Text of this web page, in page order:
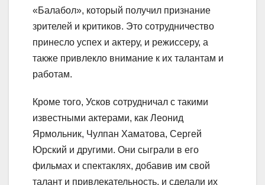
«Балабол», который получил признание
зрителей и критиков. Это сотрудничество
принесло успех и актеру, и режиссеру, а
также привлекло внимание к их талантам и
работам.
Кроме того, Усков сотрудничал с такими
известными актерами, как Леонид
Ярмольник, Чулпан Хаматова, Сергей
Юрский и другими. Они сыграли в его
фильмах и спектаклях, добавив им свой
талант и привлекательность, и сделали их